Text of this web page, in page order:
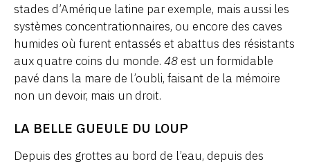
stades d’Amérique latine par exemple, mais aussi les
systèmes concentrationnaires, ou encore des caves
humides où furent entassés et abattus des résistants
aux quatre coins du monde. 48 est un formidable
pavé dans la mare de l’oubli, faisant de la mémoire
non un devoir, mais un droit.
LA BELLE GUEULE DU LOUP
Depuis des grottes au bord de l’eau, depuis des